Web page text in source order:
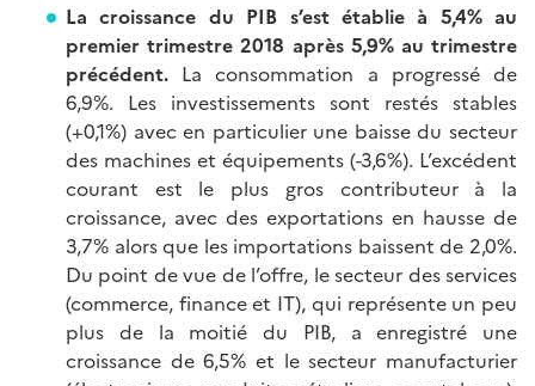
La croissance du PIB s’est établie à 5,4% au
premier trimestre 2018 après 5,9% au trimestre
précédent. La consommation a progressé de
6,9%. Les investissements sont restés stables
(+0,1%) avec en particulier une baisse du secteur
des machines et équipements (-3,6%). L’excédent
courant est le plus gros contributeur à la
croissance, avec des exportations en hausse de
3,7% alors que les importations baissent de 2,0%.
Du point de vue de l’offre, le secteur des services
(commerce, finance et IT), qui représente un peu
plus de la moitié du PIB, a enregistré une
croissance de 6,5% et le secteur manufacturier